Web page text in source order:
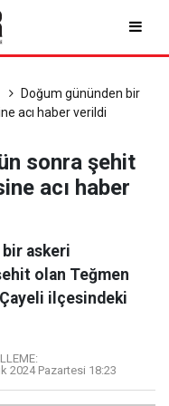
Doğum gününden bir
acı haber verildi
sonra şehit
acı haber
askeri
olan Teğmen
ilçesindeki
2024 Pazartesi 18:23